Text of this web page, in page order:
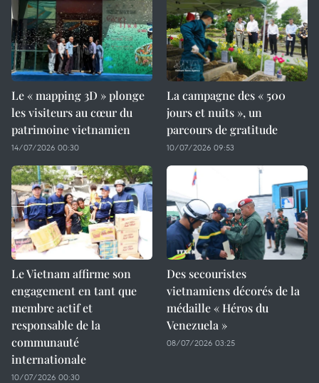
Le « mapping 3D » plonge
les visiteurs au cœur du
patrimoine vietnamien
14/07/2026 00:30
La campagne des « 500
jours et nuits », un
parcours de gratitude
10/07/2026 09:53
Le Vietnam affirme son
engagement en tant que
membre actif et
responsable de la
communauté
internationale
10/07/2026 00:30
Des secouristes
vietnamiens décorés de la
médaille « Héros du
Venezuela »
08/07/2026 03:25